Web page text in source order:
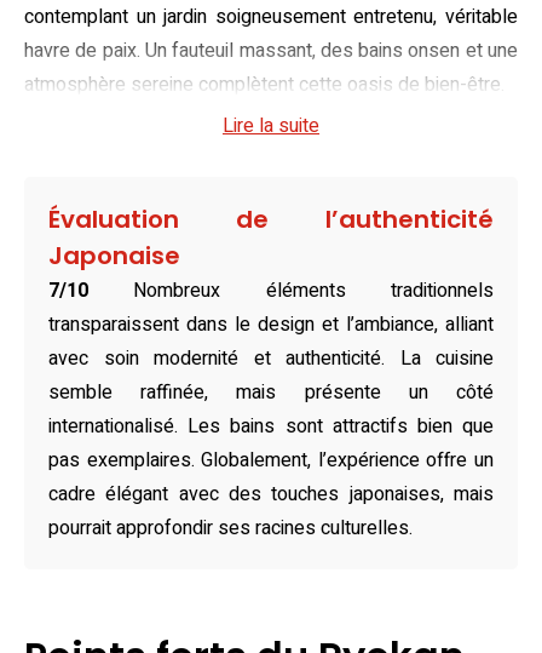
contemplant un jardin soigneusement entretenu, véritable
havre de paix. Un fauteuil massant, des bains onsen et une
atmosphère sereine complètent cette oasis de bien-être.
Gage d’un confort raffiné, les chambres proposées
traditionnels, futons confortables et meubles fonctionnels.
Certaines, agrémentées d’une baignoire privée avec vue
sur le jardin, permettent aux visiteurs de savourer des
instants de sérénité. Les suites, quant à elles, allient luxe
discret et équipement moderne, notamment une télévision
harmonie de tons naturels apaisants.
Côté gastronomie, le ryokan dispose d’un restaurant
proposant une cuisine japonaise authentique et généreuse,
concoctée dans le respect des saveurs locales. Les
Lire la suite
Évaluation de l’authenticité
Japonaise
7/10
Nombreux éléments traditionnels
transparaissent dans le design et l’ambiance, alliant
avec soin modernité et authenticité. La cuisine
semble raffinée, mais présente un côté
internationalisé. Les bains sont attractifs bien que
pas exemplaires. Globalement, l’expérience offre un
cadre élégant avec des touches japonaises, mais
pourrait approfondir ses racines culturelles.